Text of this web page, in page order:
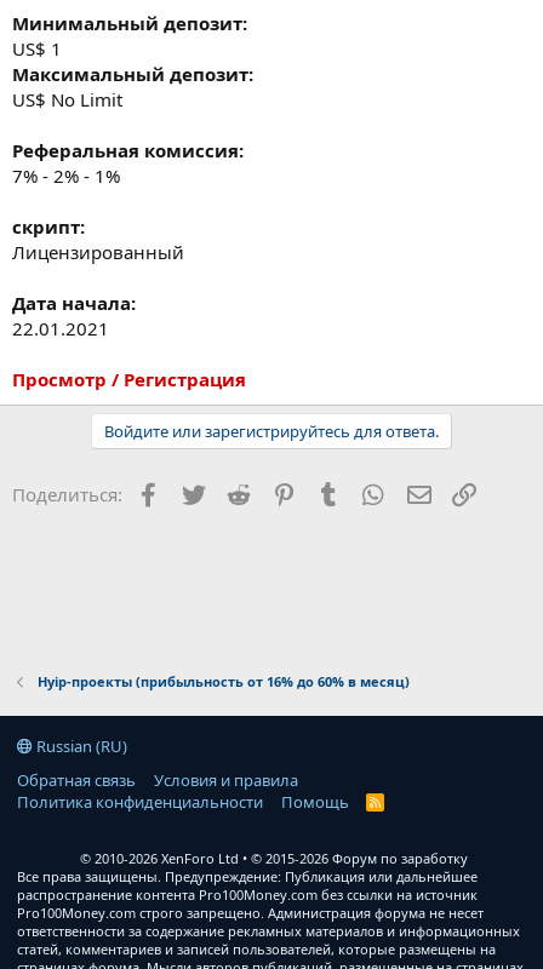
Минимальный депозит:
US$ 1
Максимальный депозит:
US$ No Limit
Реферальная комиссия:
7% - 2% - 1%
скрипт:
Лицензированный
Дата начала:
22.01.2021
Просмотр / Регистрация
Войдите или зарегистрируйтесь для ответа.
Поделиться: Facebook
Twitter Reddit PinterestTumblr WhatsApp
Hyip-проекты (прибыльность от 16% до 60% в месяц)
Russian (RU)
Обратная связь
Условия и правила
Политика конфиденциальности
Помощь
R
© 2010-2026 XenForo Ltd
© 2015-2026 Форум по заработку
Все права защищены. Предупреждение: Публикация или дальнейшее
распространение контента Pro100Money.com без ссылки на источник
Pro100Money.com строго запрещено. Администрация форума не несет
ответственности за содержание рекламных материалов и информационных
статей, комментариев и записей пользователей, которые размещены на